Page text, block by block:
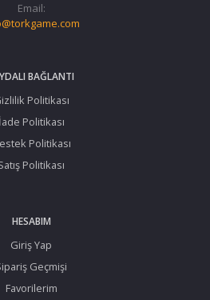
Email:
BAĞLANTI
Politikası
İade Politikası
Politikası
Politikası
HESABIM
Giriş Yap
Geçmişi
Favorilerim